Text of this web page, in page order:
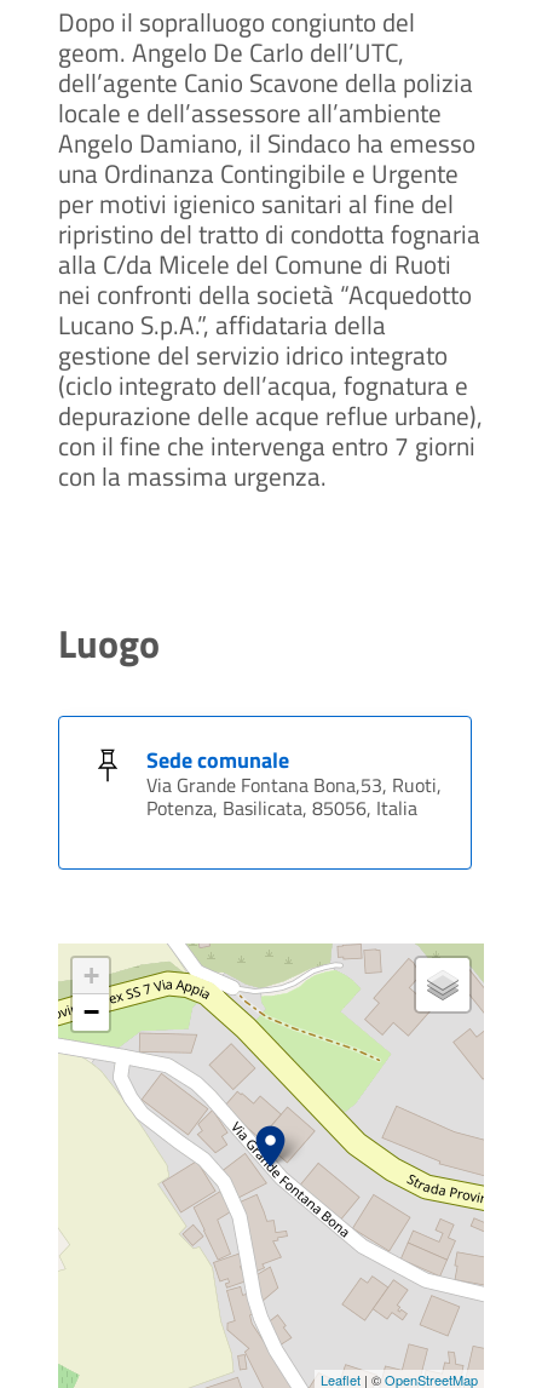
Dopo il sopralluogo congiunto del
geom. Angelo De Carlo dell’UTC,
dell’agente Canio Scavone della polizia
locale e dell’assessore all’ambiente
Angelo Damiano, il Sindaco ha emesso
una Ordinanza Contingibile e Urgente
per motivi igienico sanitari al fine del
ripristino del tratto di condotta fognaria
alla C/da Micele del Comune di Ruoti
nei confronti della società “Acquedotto
Lucano S.p.A.”, affidataria della
gestione del servizio idrico integrato
(ciclo integrato dell’acqua, fognatura e
depurazione delle acque reflue urbane),
con il fine che intervenga entro 7 giorni
con la massima urgenza.
Luogo
Sede comunale
Via Grande Fontana Bona,53, Ruoti,
Potenza, Basilicata, 85056, Italia
+
−
Leaflet | ©OpenStreetMap